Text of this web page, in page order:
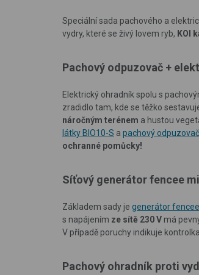
Speciální sada pachového a
vydry, které se živý lovem ryb, KOI
Pachový odpuzovač +
Elektrický ohradník spolu s
zradidlo tam, kde se těžko
náročným terénem a hustou
látky BIO10-S a pachový
ochranné pomůcky!
Síťový generátor fencee
Základem sady je generátor
s napájením ze sítě 230 V má
V případě poruchy indikuje
Pachový ohradník proti